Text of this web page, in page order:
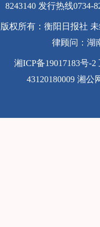
8243140 发行热线0734-
版权所有：衡阳日报社
律顾问：湖
湘ICP备19017183号-2
43120180009 湘公